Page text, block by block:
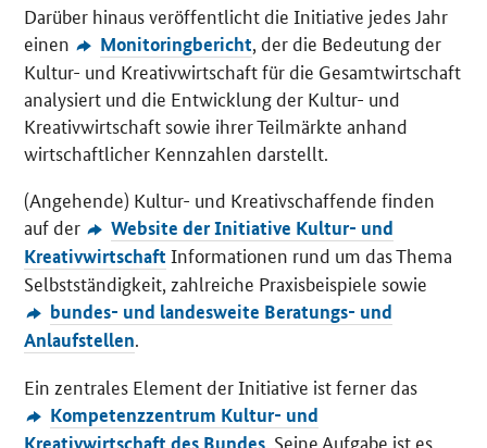
Darüber hinaus veröffentlicht die Initiative jedes Jahr
einen
Monitoringbericht , der die Bedeutung der
Kultur- und Kreativwirtschaft für die Gesamtwirtschaft
analysiert und die Entwicklung der Kultur- und
Kreativwirtschaft sowie ihrer Teilmärkte anhand
wirtschaftlicher Kennzahlen darstellt.
(Angehende) Kultur- und Kreativschaffende finden
auf der
Website der Initiative Kultur- und
Kreativwirtschaft Informationen rund um das Thema
Selbstständigkeit, zahlreiche Praxisbeispiele sowie
bundes- und landesweite Beratungs- und
Anlaufstellen
Ein zentrales Element der Initiative ist ferner das
Kompetenzzentrum Kultur- und
Kreativwirtschaft des Bundes . Seine Aufgabe ist es